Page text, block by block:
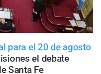
para el 20 de agosto
el debate
Santa Fe